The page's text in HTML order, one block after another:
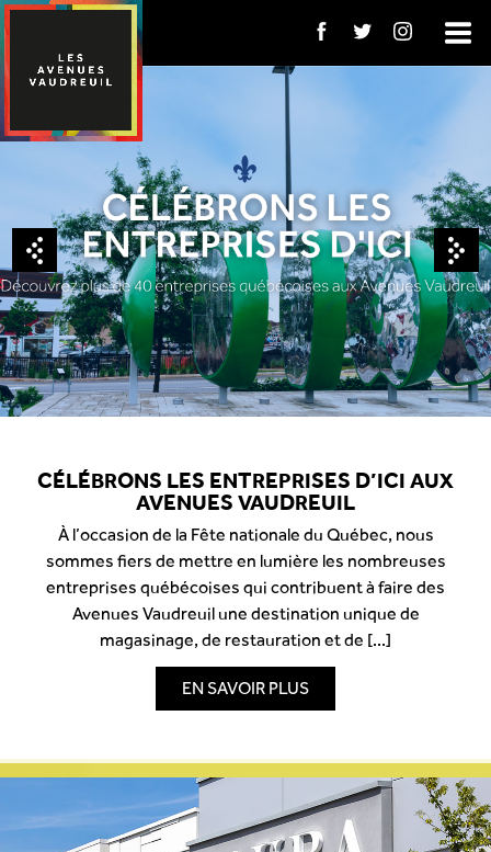
CÉLÉBRONS LES ENTREPRISES D’ICI AUX
AVENUES VAUDREUIL
À l’occasion de la Fête nationale du Québec, nous
sommes fiers de mettre en lumière les nombreuses
entreprises québécoises qui contribuent à faire des
Avenues Vaudreuil une destination unique de
magasinage, de restauration et de [...]
EN SAVOIR PLUS